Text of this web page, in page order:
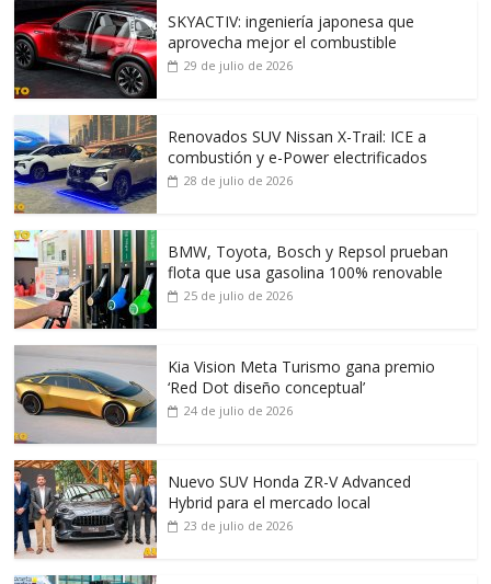
SKYACTIV: ingeniería japonesa que
aprovecha mejor el combustible
29 de julio de 2026
Renovados SUV Nissan X-Trail: ICE a
combustión y e-Power electrificados
28 de julio de 2026
BMW, Toyota, Bosch y Repsol prueban
flota que usa gasolina 100% renovable
25 de julio de 2026
Kia Vision Meta Turismo gana premio
‘Red Dot diseño conceptual’
24 de julio de 2026
Nuevo SUV Honda ZR-V Advanced
Hybrid para el mercado local
23 de julio de 2026